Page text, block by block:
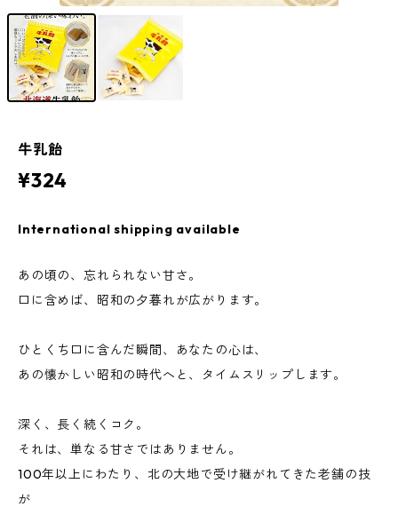
牛乳飴
¥324
International shipping available
あの頃の、忘れられない甘さ。
口に含めば、昭和の夕暮れが広がります。
ひとくち口に含んだ瞬間、あなたの心は、
あの懐かしい昭和の時代へと、タイムスリップします。
深く、長く続くコク。
それは、単なる甘さではありません。
100年以上にわたり、北の大地で受け継がれてきた老舗の技
が